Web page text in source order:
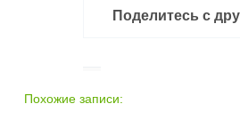
Поделитесь с
Похожие записи: